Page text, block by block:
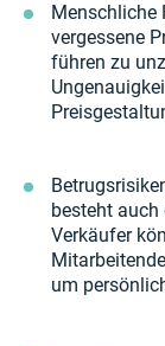
Menschliche
vergessene
führen zu
besteht
Verkäufer
um